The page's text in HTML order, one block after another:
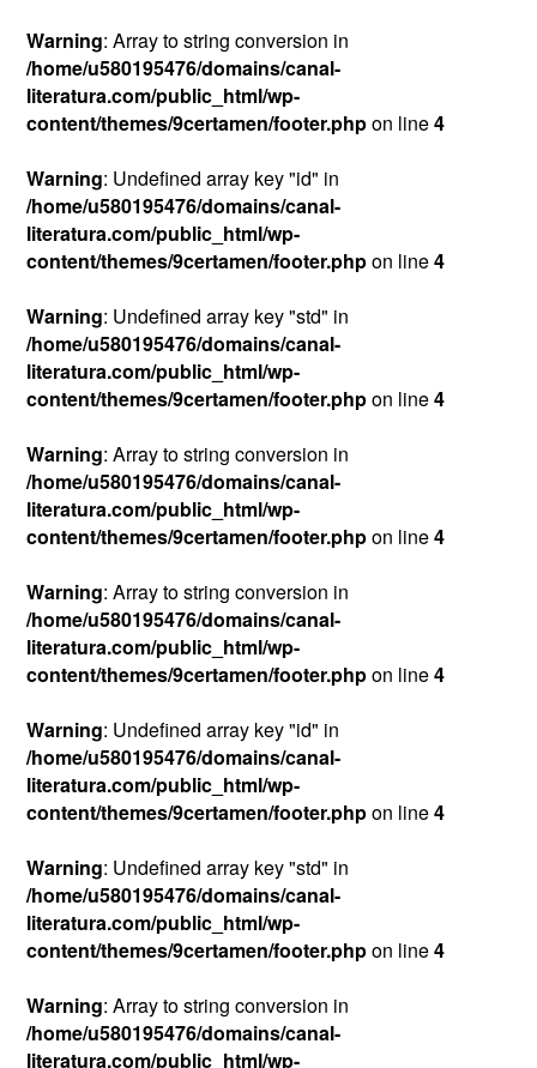
Warning: Array to string conversion in
/home/u580195476/domains/canal-
literatura.com/public_html/wp-
content/themes/9certamen/footer.phpon line4
Warning: Undefined array key "id" in
/home/u580195476/domains/canal-
literatura.com/public_html/wp-
content/themes/9certamen/footer.phpon line4
Warning: Undefined array key "std" in
/home/u580195476/domains/canal-
literatura.com/public_html/wp-
content/themes/9certamen/footer.phpon line4
Warning: Array to string conversion in
/home/u580195476/domains/canal-
literatura.com/public_html/wp-
content/themes/9certamen/footer.phpon line4
Warning: Array to string conversion in
/home/u580195476/domains/canal-
literatura.com/public_html/wp-
content/themes/9certamen/footer.phpon line4
Warning: Undefined array key "id" in
/home/u580195476/domains/canal-
literatura.com/public_html/wp-
content/themes/9certamen/footer.phpon line4
Warning: Undefined array key "std" in
/home/u580195476/domains/canal-
literatura.com/public_html/wp-
content/themes/9certamen/footer.phpon line4
Warning: Array to string conversion in
/home/u580195476/domains/canal-
literatura.com/public_html/wp-